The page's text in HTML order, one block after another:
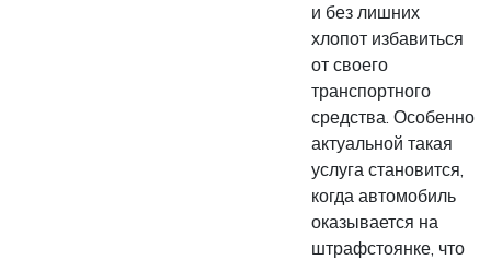
и без лишних
хлопот избавиться
от своего
транспортного
средства. Особенно
актуальной такая
услуга становится,
когда автомобиль
оказывается на
штрафстоянке, что